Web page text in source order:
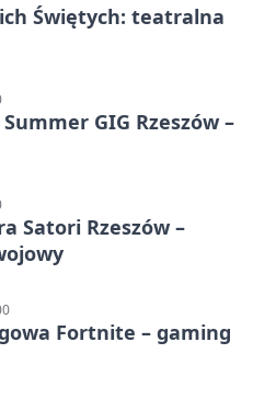
Świętych: teatralna
GIG Rzeszów –
Satori Rzeszów –
Fortnite – gaming